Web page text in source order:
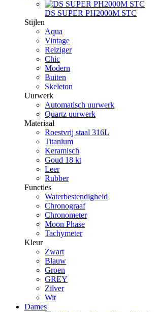
DS SUPER PH2000M STC
Stijlen
Aqua
Vintage
Reiziger
Chic
Modern
Buiten
Skeleton
Uurwerk
Automatisch uurwerk
Quartz uurwerk
Materiaal
Roestvrij staal 316L
Titanium
Keramisch
Goud 18 kt
Leer
Rubber
Functies
Waterbestendigheid
Chronograaf
Chronometer
Moon Phase
Tachymeter
Kleur
Zwart
Blauw
Groen
GREY
Zilver
Wit
Dames